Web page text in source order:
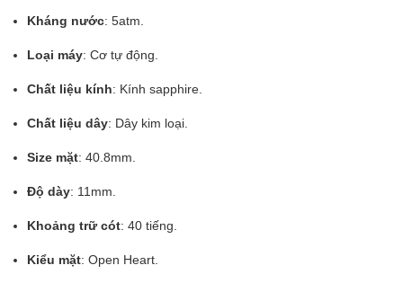
Kháng nước: 5atm.
Loại máy: Cơ tự động.
Chất liệu kính: Kính sapphire.
Chất liệu dây: Dây kim loại.
Size mặt: 40.8mm.
Độ dày: 11mm.
Khoảng trữ cót: 40 tiếng.
Kiểu mặt: Open Heart.